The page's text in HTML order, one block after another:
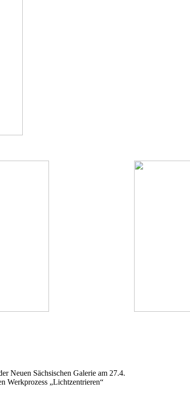
Neuen Sächsischen Galerie am 27.4.
Werkprozess „Lichtzentrieren“